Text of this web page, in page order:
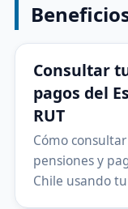
Consultar
pagos del
RUT
Cómo
pensiones y
Chile usando